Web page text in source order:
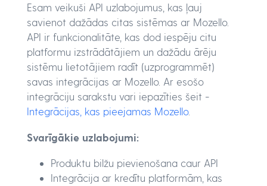
Esam veikuši API uzlabojumus, kas ļauj
savienot dažādas citas sistēmas ar Mozello.
API ir funkcionalitāte, kas dod iespēju citu
platformu izstrādātājiem un dažādu ārēju
sistēmu lietotājiem radīt (uzprogrammēt)
savas integrācijas ar Mozello. Ar esošo
integrāciju sarakstu vari iepazīties šeit -
Integrācijas, kas pieejamas Mozello.
Svarīgākie uzlabojumi:
Produktu bilžu pievienošana caur API
Integrācija ar kredītu platformām, kas